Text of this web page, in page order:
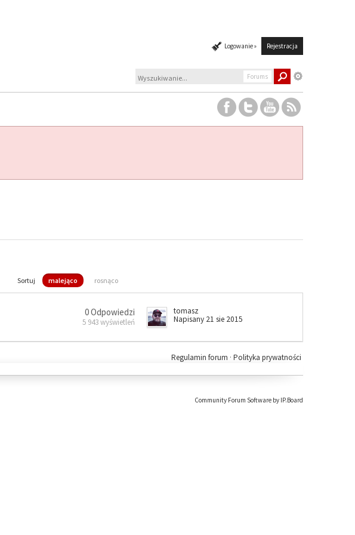
Logowanie » Rejestracja
Forums
Sortuj malejąco rosnąco
0 Odpowiedzi
5 943 wyświetleń
tomasz
Napisany 21 sie 2015
Polityka prywatności
Regulamin forum ·
Community Forum Software by IP.Board